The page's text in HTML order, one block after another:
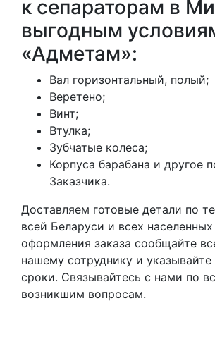
к сепараторам в
выгодным
«Адметам»:
Вал горизонтальный, полый;
Веретено;
Винт;
Втулка;
Зубчатые колеса;
Корпуса барабана и другое
Заказчика.
Доставляем готовые детали по
всей Беларуси и всех
оформления заказа сообщайте
нашему сотруднику и указывайте
сроки. Связывайтесь с нами по
возникшим вопросам.